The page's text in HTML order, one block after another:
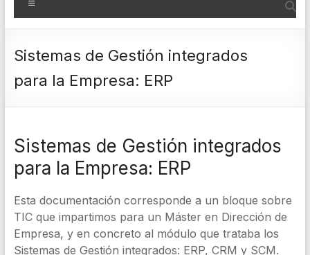
Sistemas de Gestión integrados
para la Empresa: ERP
Sistemas de Gestión integrados
para la Empresa: ERP
Esta documentación corresponde a un bloque sobre
TIC que impartimos para un Máster en Dirección de
Empresa, y en concreto al módulo que trataba los
Sistemas de Gestión integrados: ERP, CRM y SCM.